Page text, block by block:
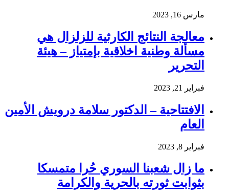
مارس 16, 2023
معالجة النتائج الكارثية للزلزال هي
مسألة وطنية اخلاقية بإمتياز – هيئة
التحرير
فبراير 21, 2023
الافتتاحية – الدكتور سلامة درويش الأمين
العام
فبراير 8, 2023
ما زال شعبنا السوري حُرا متمسكا
بثوابت ثورته بالحرية والكرامة